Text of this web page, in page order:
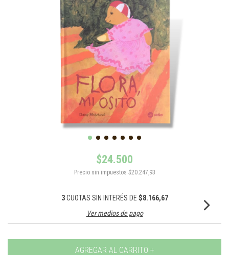
$24.500
Precio sin impuestos $20.247,93
3CUOTAS SIN INTERÉS DE $8.166,67
Ver medios de pago